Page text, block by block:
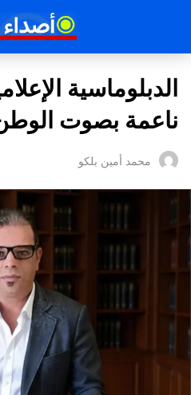
الدبلوماسية
ناعمة بصوت
محمد أمين بلكو